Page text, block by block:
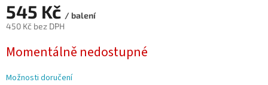
545 Kč / balení
450 Kč bez DPH
cena:
Momentálně nedostupné
Možnosti doručení